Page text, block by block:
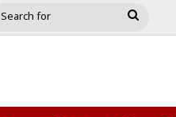
Play
Search